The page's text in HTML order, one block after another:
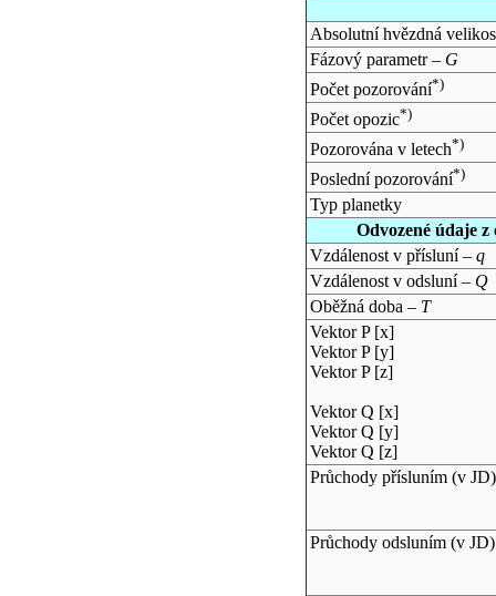
Absolutní hvězdná
Fázový parametr – G
Počet pozorování*)
Počet opozic*)
Pozorována v letech*)
Poslední pozorování*)
Typ planetky
Odvozené údaje
Vzdálenost v přísluní – q
Vzdálenost v odsluní – Q
Oběžná doba – T
Vektor P [x]
Vektor P [y]
Vektor P [z]
Vektor Q [x]
Vektor Q [y]
Vektor Q [z]
Průchody přísluním (v JD)
Průchody odsluním (v JD)